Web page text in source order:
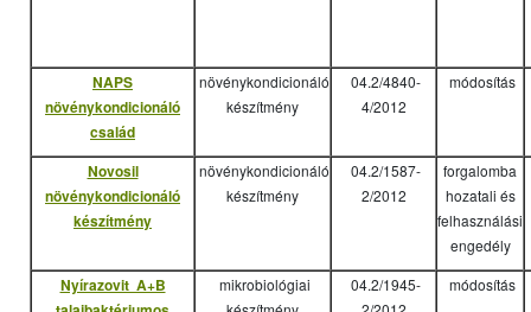
NAPS
növénykondicionáló
család
növénykondicionáló
készítmény
04.2/4840-
4/2012
módosítás
Novosil
növénykondicionáló
készítmény
növénykondicionáló
készítmény
04.2/1587-
2/2012
forgalomba
hozatali és
felhasználási
engedély
Nyírazovit A+B
mikrobiológiai
04.2/1945-
módosítás